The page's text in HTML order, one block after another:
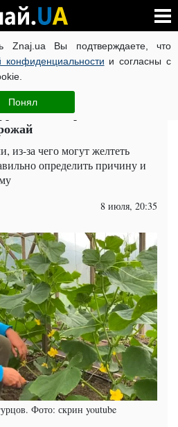
Znaj.ua Вы подтверждаете, что
конфиденциальности и согласны с
Понял
УКРАИНЫ КОРОНАВИРУС В
ЧИТАТИ УКРАЇНСЬКОЮ
как определить
из-за чего могут желтеть
определить причину и
8 июля, 20:35
Фото: скрин youtube